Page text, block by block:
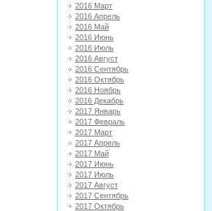
2016 Март
2016 Апрель
2016 Май
2016 Июнь
2016 Июль
2016 Август
2016 Сентябрь
2016 Октябрь
2016 Ноябрь
2016 Декабрь
2017 Январь
2017 Февраль
2017 Март
2017 Апрель
2017 Май
2017 Июнь
2017 Июль
2017 Август
2017 Сентябрь
2017 Октябрь